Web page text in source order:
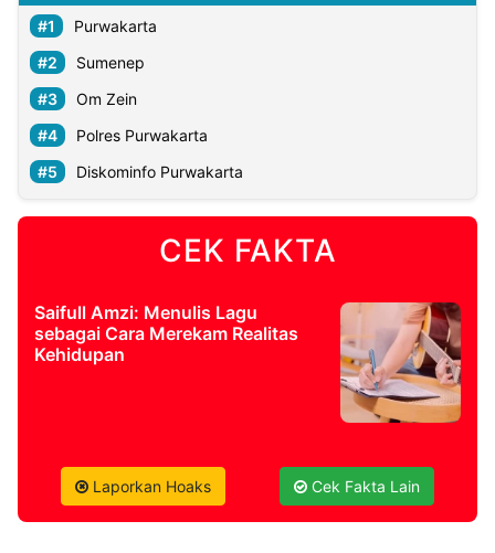
Purwakarta
Sumenep
Om Zein
Polres Purwakarta
Diskominfo Purwakarta
CEK FAKTA
Saifull Amzi: Menulis Lagu
sebagai Cara Merekam Realitas
Kehidupan
Laporkan Hoaks Cek Fakta Lain